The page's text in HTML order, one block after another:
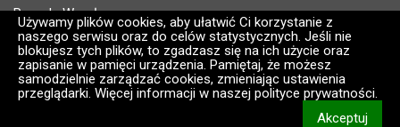
Używamy plików cookies, aby ułatwić Ci korzystanie z
naszego serwisu oraz do celów statystycznych. Jeśli nie
blokujesz tych plików, to zgadzasz się na ich użycie oraz
zapisanie w pamięci urządzenia. Pamiętaj, że możesz
samodzielnie zarządzać cookies, zmieniając ustawienia
przeglądarki. Więcej informacji w naszej polityce prywatności.
Akceptuj
Pogoda Wrocław
Rozkłady jazdy MPK Wrocław
Administratorem wroclaw.pl jest: ARAW
Wersja systemu: 2.8.30.09